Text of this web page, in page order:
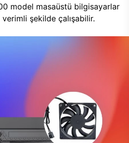
model masaüstü bilgisayarlar
şekilde çalışabilir.